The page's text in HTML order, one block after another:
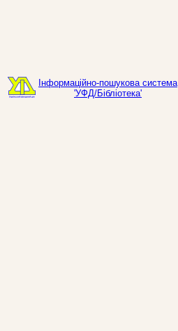
Інформаційно-пошукова система
'УФД/Бібліотека'